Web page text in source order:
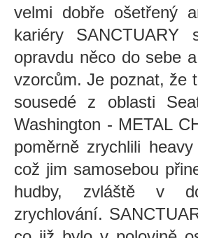
velmi dobře ošetřený
kariéry
opravdu něco do sebe
vzorcům. Je poznat, že
sousedé z oblasti
Washington - METAL
poměrně zrychlili
což jim samosebou
hudby, zvláště v
zrychlování.